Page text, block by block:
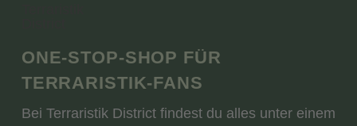
ONE-STOP-SHOP FÜR
TERRARISTIK-FANS
Bei Terraristik District findest du alles unter einem